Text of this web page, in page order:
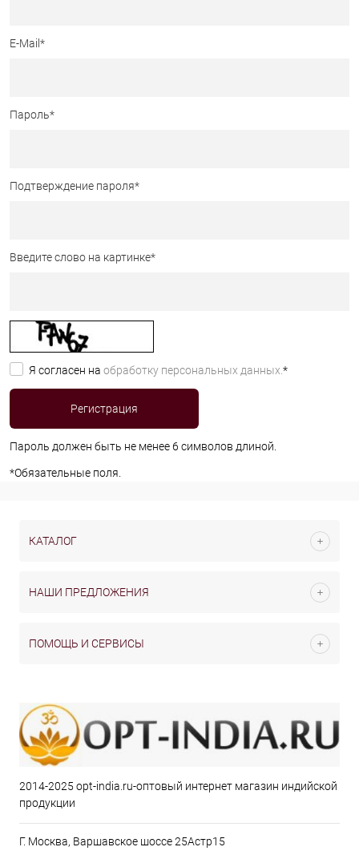
E-Mail *
Пароль*
Подтверждение пароля*
Введите слово на картинке*
Я согласен на обработку персональных данных. *
Пароль должен быть не менее 6 символов длиной.
*Обязательные поля.
КАТАЛОГ
НАШИ ПРЕДЛОЖЕНИЯ
ПОМОЩЬ И СЕРВИСЫ
2014-2025 opt-india.ru-оптовый интернет магазин индийской
продукции
Г. Москва, Варшавское шоссе 25Астр15